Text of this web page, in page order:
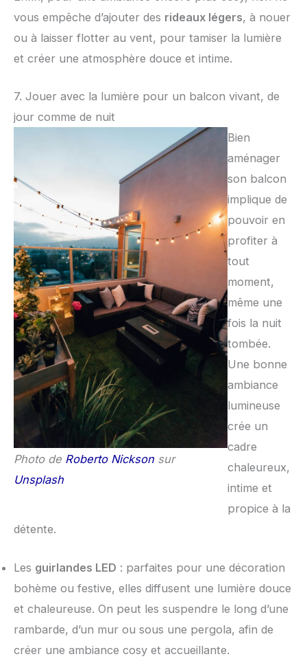
vous empêche d’ajouter des rideaux légers, à nouer
ou à laisser flotter au vent, pour tamiser la lumière
et créer une atmosphère douce et intime.
7. Jouer avec la lumière pour un balcon vivant, de
jour comme de nuit
Photo de Roberto Nickson sur
Unsplash
Bien
aménager
son balcon
implique de
pouvoir en
profiter à
tout
moment,
même une
fois la nuit
tombée.
Une bonne
ambiance
lumineuse
crée un
cadre
chaleureux,
intime et
propice à la
détente.
Les guirlandes LED : parfaites pour une décoration
bohème ou festive, elles diffusent une lumière douce
et chaleureuse. On peut les suspendre le long d’une
rambarde, d’un mur ou sous une pergola, afin de
créer une ambiance cosy et accueillante.